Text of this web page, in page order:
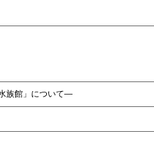
族館」について―